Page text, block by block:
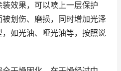
效果，可以喷上一层保护
划伤、磨损，同时增加光泽
如光油、哑光油等，按照说